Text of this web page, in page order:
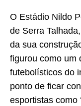
O Estádio Nildo
de Serra
da sua
figurou como um
futebolísticos do
ponto de ficar
esportistas como